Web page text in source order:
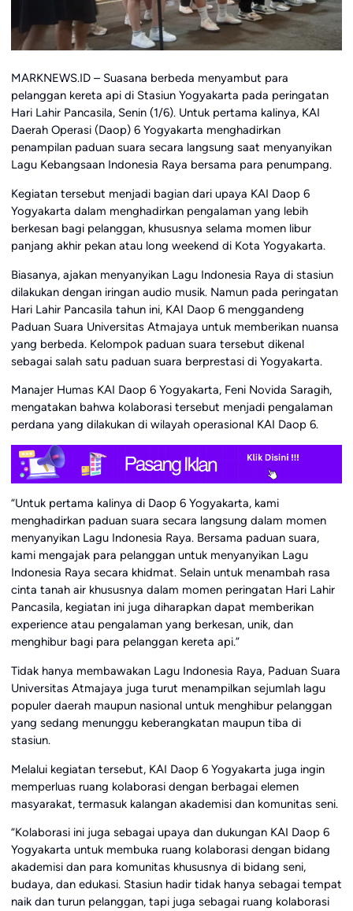
MARKNEWS.ID – Suasana berbeda menyambut para
pelanggan kereta api di Stasiun Yogyakarta pada peringatan
Hari Lahir Pancasila, Senin (1/6). Untuk pertama kalinya, KAI
Daerah Operasi (Daop) 6 Yogyakarta menghadirkan
penampilan paduan suara secara langsung saat menyanyikan
Lagu Kebangsaan Indonesia Raya bersama para penumpang.
Kegiatan tersebut menjadi bagian dari upaya KAI Daop 6
Yogyakarta dalam menghadirkan pengalaman yang lebih
berkesan bagi pelanggan, khususnya selama momen libur
panjang akhir pekan atau long weekend di Kota Yogyakarta.
Biasanya, ajakan menyanyikan Lagu Indonesia Raya di stasiun
dilakukan dengan iringan audio musik. Namun pada peringatan
Hari Lahir Pancasila tahun ini, KAI Daop 6 menggandeng
Paduan Suara Universitas Atmajaya untuk memberikan nuansa
yang berbeda. Kelompok paduan suara tersebut dikenal
sebagai salah satu paduan suara berprestasi di Yogyakarta.
Manajer Humas KAI Daop 6 Yogyakarta, Feni Novida Saragih,
mengatakan bahwa kolaborasi tersebut menjadi pengalaman
perdana yang dilakukan di wilayah operasional KAI Daop 6.
“Untuk pertama kalinya di Daop 6 Yogyakarta, kami
menghadirkan paduan suara secara langsung dalam momen
menyanyikan Lagu Indonesia Raya. Bersama paduan suara,
kami mengajak para pelanggan untuk menyanyikan Lagu
Indonesia Raya secara khidmat. Selain untuk menambah rasa
cinta tanah air khususnya dalam momen peringatan Hari Lahir
Pancasila, kegiatan ini juga diharapkan dapat memberikan
experience atau pengalaman yang berkesan, unik, dan
menghibur bagi para pelanggan kereta api.”
Tidak hanya membawakan Lagu Indonesia Raya, Paduan Suara
Universitas Atmajaya juga turut menampilkan sejumlah lagu
populer daerah maupun nasional untuk menghibur pelanggan
yang sedang menunggu keberangkatan maupun tiba di
stasiun.
Melalui kegiatan tersebut, KAI Daop 6 Yogyakarta juga ingin
memperluas ruang kolaborasi dengan berbagai elemen
masyarakat, termasuk kalangan akademisi dan komunitas seni.
“Kolaborasi ini juga sebagai upaya dan dukungan KAI Daop 6
Yogyakarta untuk membuka ruang kolaborasi dengan bidang
akademisi dan para komunitas khususnya di bidang seni,
budaya, dan edukasi. Stasiun hadir tidak hanya sebagai tempat
naik dan turun pelanggan, tapi juga sebagai ruang kolaborasi